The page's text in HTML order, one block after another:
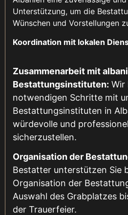
Unterstützung, um die
Wünschen und Vorstellungen
Koordination mit lokalen
Zusammenarbeit mit
Bestattungsinstituten: Wir
notwendigen Schritte mit
Bestattungsinstituten in
würdevolle und
sicherzustellen.
Organisation der
Bestatter unterstützen Sie
Organisation der
Auswahl des Grabplatzes
der Trauerfeier.